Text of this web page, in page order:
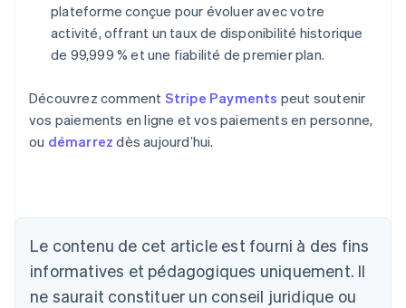
plateforme conçue pour évoluer avec votre
activité, offrant un taux de disponibilité historique
de 99,999 % et une fiabilité de premier plan.
Découvrez comment Stripe Payments peut soutenir
vos paiements en ligne et vos paiements en personne,
ou démarrez dès aujourd’hui.
Le contenu de cet article est fourni à des fins
informatives et pédagogiques uniquement. Il
ne saurait constituer un conseil juridique ou
Allemagne
Deutsch
Australie
English